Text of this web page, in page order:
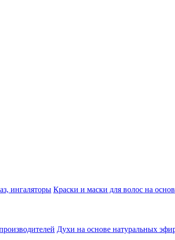
ингаляторы Краски и маски для волос на
Духи на основе натуральных